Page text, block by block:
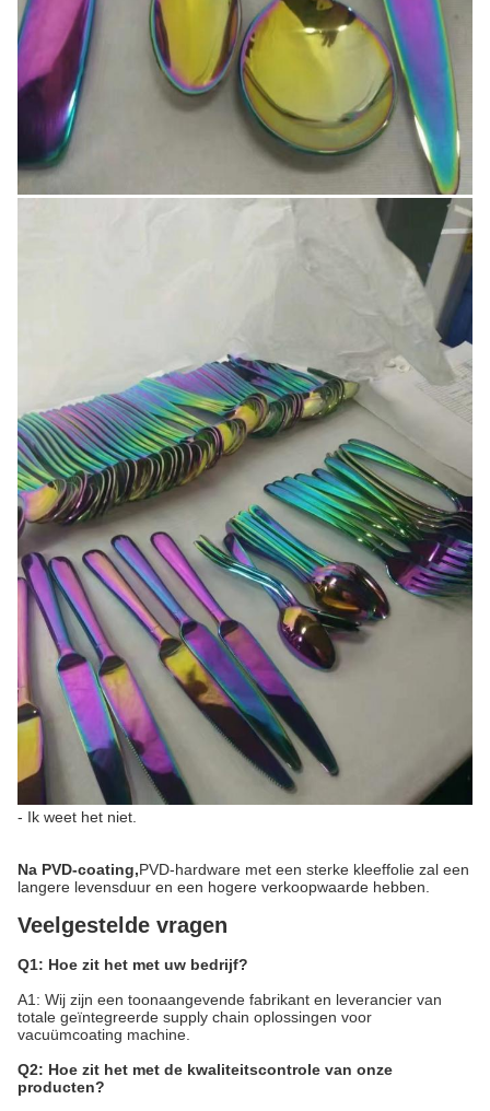
- Ik weet het niet.
Na PVD-coating,PVD-hardware met een sterke kleeffolie zal een
langere levensduur en een hogere verkoopwaarde hebben.
Veelgestelde vragen
Q1: Hoe zit het met uw bedrijf?
A1: Wij zijn een toonaangevende fabrikant en leverancier van
totale geïntegreerde supply chain oplossingen voor
vacuümcoating machine.
Q2: Hoe zit het met de kwaliteitscontrole van onze
producten?